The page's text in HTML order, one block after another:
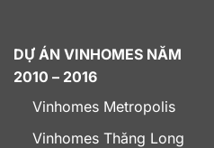
DỰ ÁN VINHOMES NĂM
2010 – 2016
Vinhomes Metropolis
Vinhomes Thăng Long